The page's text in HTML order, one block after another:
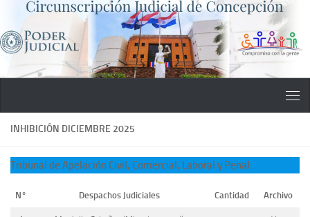
Saltar al contenido
INHIBICIÓN DICIEMBRE 2025
Tribunal de Apelación Civil, Comercial, Laboral y Penal
N° Despachos Judiciales Cantidad Archivo